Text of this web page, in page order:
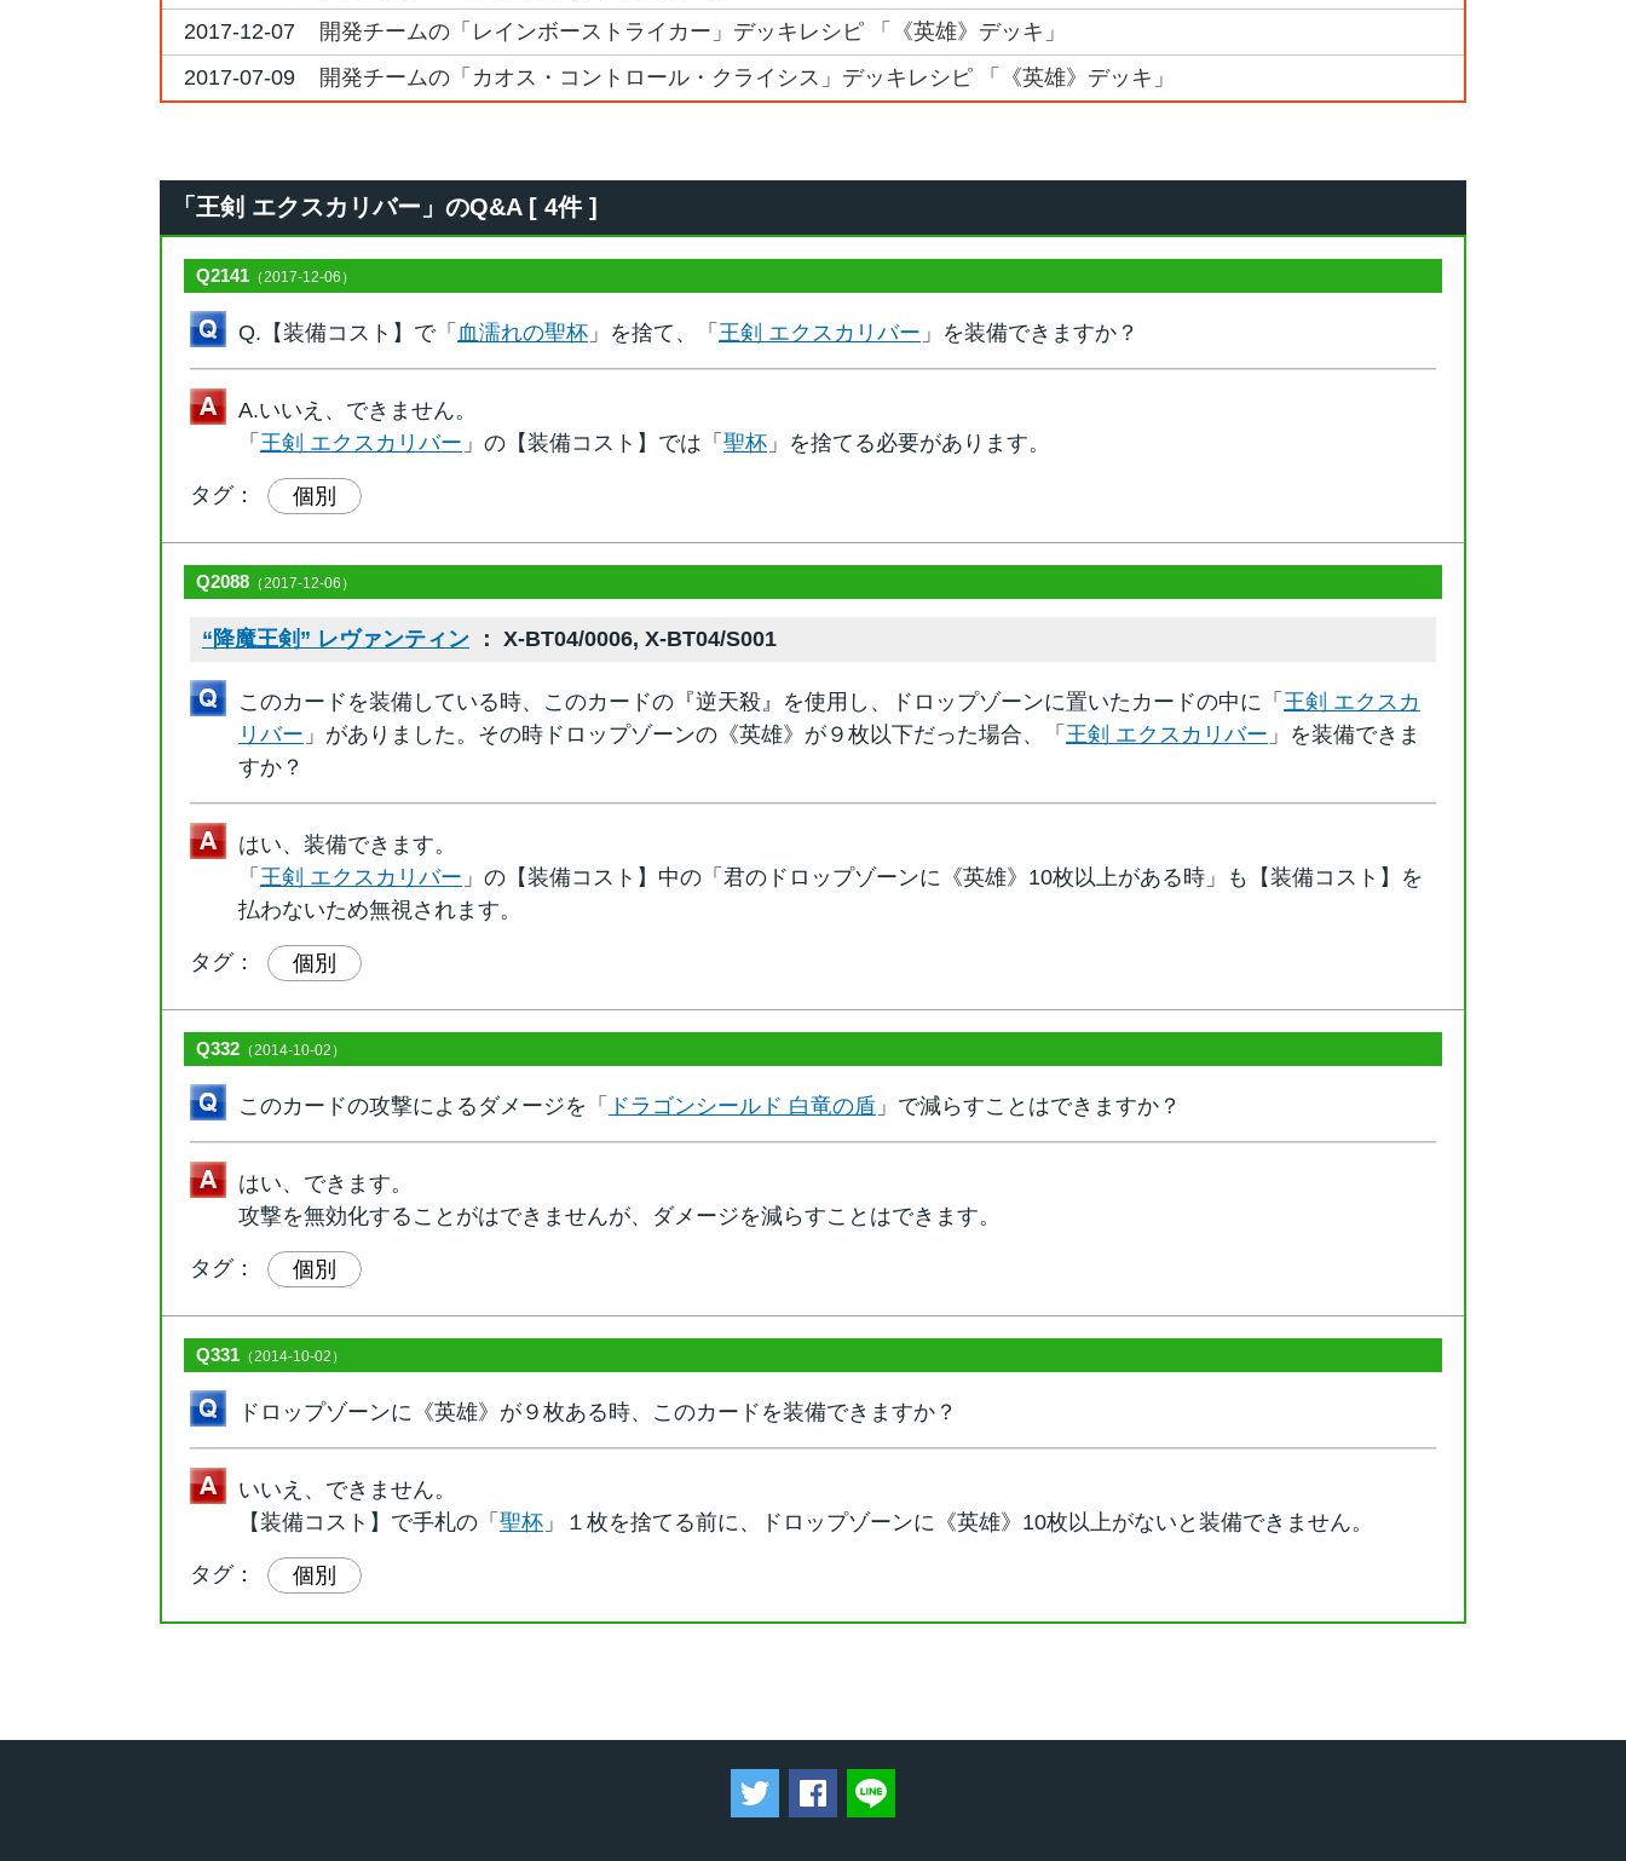
2017-12-07
開発チームの「レインボーストライカー」デッキレシピ 「《英雄》デッキ」
2017-07-09
開発チームの「カオス・コントロール・クライシス」デッキレシピ 「《英雄》デッキ」
「王剣 エクスカリバー」のQ&A [ 4件 ]
Q2141 （2017-12-06）
Q.【装備コスト】で「 血濡れの聖杯 」を捨て、「 王剣 エクスカリバー 」を装備できますか？
A.いいえ、できません。
「 王剣 エクスカリバー 」の【装備コスト】では「 聖杯 」を捨てる必要があります。
タグ： 個別
Q2088 （2017-12-06）
“降魔王剣” レヴァンティン ： X-BT04/0006, X-BT04/S001
このカードを装備している時、このカードの『逆天殺』を使用し、ドロップゾーンに置いたカードの中に「 王剣 エクスカ
リバー 」がありました。その時ドロップゾーンの《英雄》が９枚以下だった場合、「 王剣 エクスカリバー 」を装備できま
すか？
はい、装備できます。
「 王剣 エクスカリバー 」の【装備コスト】中の「君のドロップゾーンに《英雄》10枚以上がある時」も【装備コスト】を
払わないため無視されます。
タグ： 個別
Q332 （2014-10-02）
このカードの攻撃によるダメージを「 ドラゴンシールド 白竜の盾 」で減らすことはできますか？
はい、できます。
攻撃を無効化することがはできませんが、ダメージを減らすことはできます。
タグ： 個別
Q331 （2014-10-02）
ドロップゾーンに《英雄》が９枚ある時、このカードを装備できますか？
いいえ、できません。
【装備コスト】で手札の「 聖杯 」１枚を捨てる前に、ドロップゾーンに《英雄》10枚以上がないと装備できません。
タグ： 個別
ツイートするFacebookでシェアする